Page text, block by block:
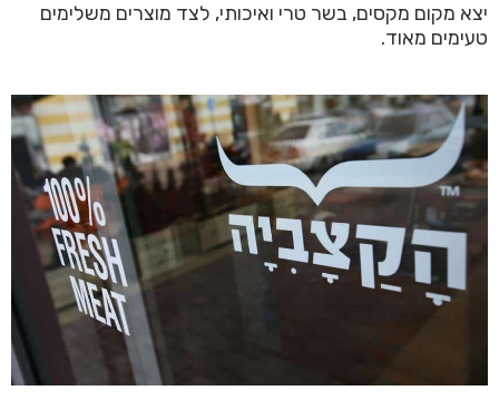
יצא מקום מקסים, בשר טרי ואיכותי, לצד מוצרים משלימים
טעימים מאוד.